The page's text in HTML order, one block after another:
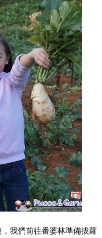
，我們前往番婆林準備拔蘿